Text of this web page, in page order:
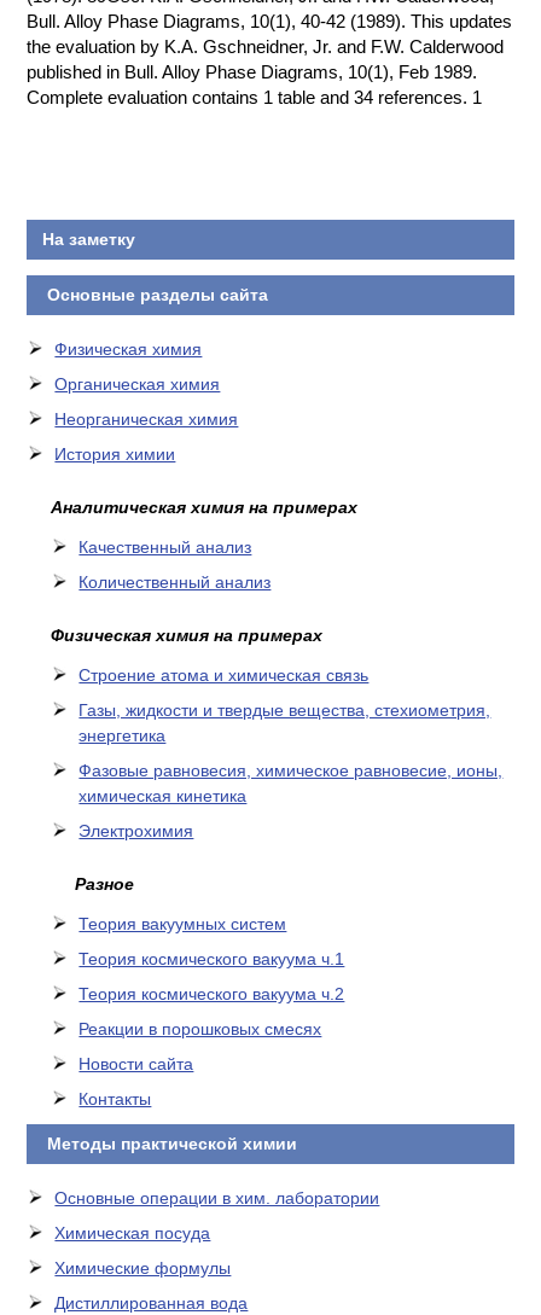
Bull. Alloy Phase Diagrams, 10(1), 40-42 (1989). This updates
the evaluation by K.A. Gschneidner, Jr. and F.W. Calderwood
published in Bull. Alloy Phase Diagrams, 10(1), Feb 1989.
Complete evaluation contains 1 table and 34 references. 1
На заметку
Основные разделы сайта
Физическая химия
Органическая химия
Неорганическая химия
История химии
Аналитическая химия на примерах
Качественный анализ
Количественный анализ
Физическая химия на примерах
Cтроение атома и химическая связь
Газы, жидкости и твердые вещества, стехиометрия,
энергетика
Фазовые равновесия, химическое равновесие, ионы,
химическая кинетика
Электрохимия
Разное
Теория вакуумных систем
Теория космического вакуума ч.1
Теория космического вакуума ч.2
Реакции в порошковых смесях
Новости сайта
Контакты
Методы практической химии
Основные операции в хим. лаборатории
Химическая посуда
Химические формулы
Дистиллированная вода